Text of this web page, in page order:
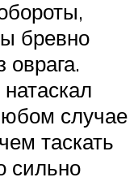
бревно
оврага.
случае
таскать
сильно